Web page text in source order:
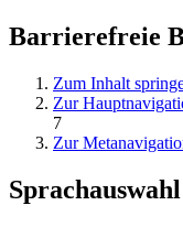
Barrierefreie
Zum Inhalt
Zur
7
Zur
Sprachauswahl